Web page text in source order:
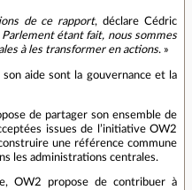
de ce rapport, déclare Cédric
étant fait, nous sommes
à les transformer en actions. »
aide sont la gouvernance et la
de partager son ensemble de
issues de l’initiative OW2
une référence commune
les administrations centrales.
OW2 propose de contribuer à